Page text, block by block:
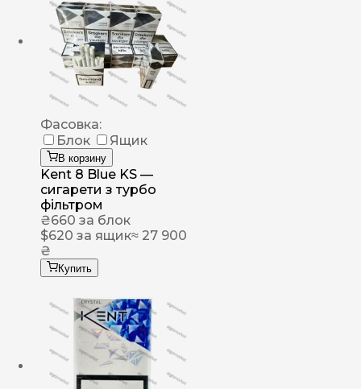
Фасовка:
Блок
Ящик
В корзину
Kent 8 Blue KS —
сигарети з турбо
фільтром
₴660 за блок
$620 за ящик≈ 27 900
₴
Купить